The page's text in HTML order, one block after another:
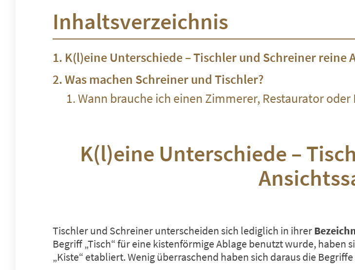
Inhaltsverzeichnis
K(l)eine Unterschiede – Tischler und Schreiner reine
Was machen Schreiner und Tischler?
Wann brauche ich einen Zimmerer, Restaurator oder
K(l)eine Unterschiede –
Tischler und Schreiner unterscheiden sich lediglich in ihrer
Begriff „Tisch“ für eine kistenförmige Ablage benutzt wurde, haben
„Kiste“ etabliert. Wenig überraschend haben sich daraus die